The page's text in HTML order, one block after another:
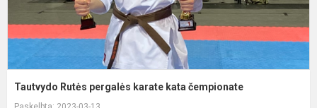
Tautvydo Rutės pergalės karate kata čempionate